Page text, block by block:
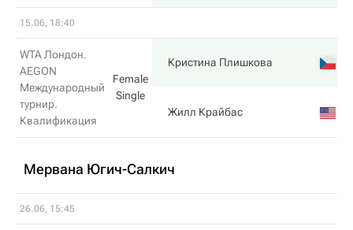
15.06, 18:40
WTA Лондон.
AEGON
Международный
турнир.
Квалификация
Female
Single
Кристина Плишкова
Жилл Крайбас
Мервана Югич-Салкич
26.06, 15:45